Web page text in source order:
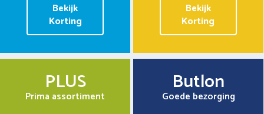
Bekijk
Korting
Bekijk
Korting
PLUS
Prima assortiment
Butlon
Goede bezorging